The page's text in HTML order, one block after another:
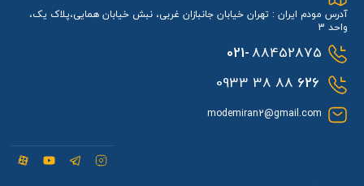
آدرس مودم ایران : تهران خیابان جانبازان غربی، نبش خیابان همایی،پلاک یک،
واحد 3
021-88452875
626
88 38 0933
modemiran2@gmail.com